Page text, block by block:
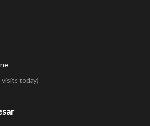
visits today)